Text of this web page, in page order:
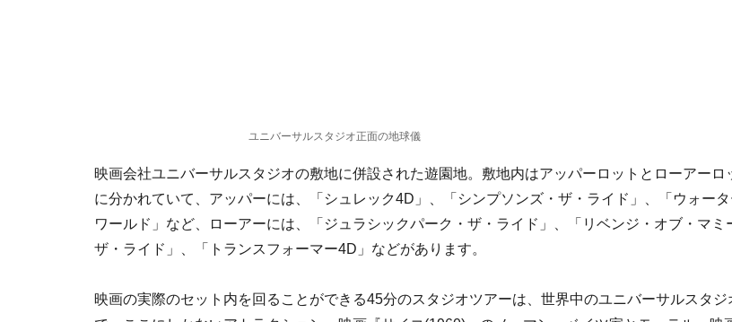
ユニバーサルスタジオ正面の地球儀
映画会社ユニバーサルスタジオの敷地に併設された遊園地。敷地内はアッパーロットとローアーロ
に分かれていて、アッパーには、「シュレック4D」、「シンプソンズ・ザ・ライド」、「ウォータ
ワールド」など、ローアーには、「ジュラシックパーク・ザ・ライド」、「リベンジ・オブ・マミ
ザ・ライド」、「トランスフォーマー4D」などがあります。
映画の実際のセット内を回ることができる45分のスタジオツアーは、世界中のユニバーサルスタジ